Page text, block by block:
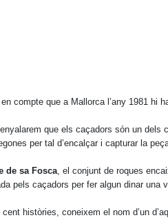
compte que a Mallorca l’any 1981 hi
que els caçadors són un
per tal d’encalçar i capturar la
de sa Fosca, el conjunt de roques
pels caçadors per fer algun dinar una
històries, coneixem el nom d’un